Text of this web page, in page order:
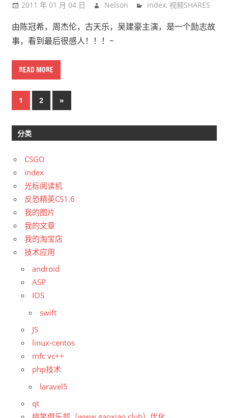
2011 年 01 月 04 日 Nelson index, 视频SHARES
由陈冠希，周杰伦，古天乐，吴建豪主演，是一个励志故
事，看到最后很感人！！！~
READ MORE
文
导
航
1 2
Next
Posts
»
分类
CSGO
index
光标阅读机
反恐精英CS1.6
我的图片
我的文章
我的淘宝店
技术应用
android
ASP
IOS
swift
JS
linux-centos
mfc vc++
php技术
laravel5
qt